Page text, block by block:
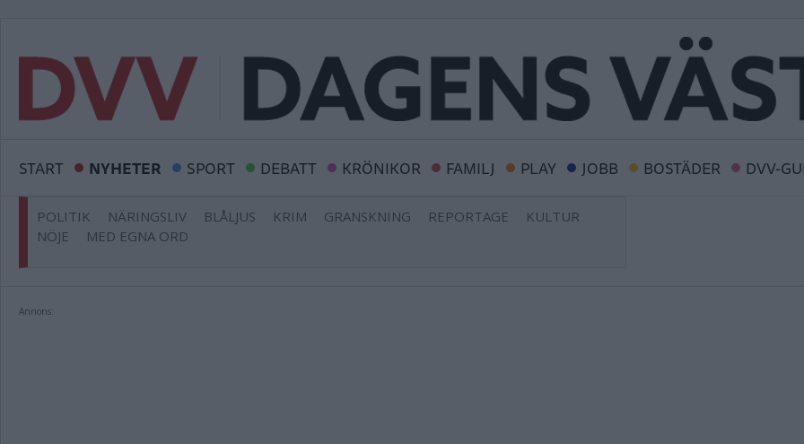
START NYHETER SPORT DEBATT KRÖNIKOR FAMILJ PLAY JOBB BOSTÄDER DVV-
POLITIK NÄRINGSLIV BLÅLJUS KRIM GRANSKNING REPORTAGE
KULTUR
NÖJE
MED EGNA ORD
Annons: